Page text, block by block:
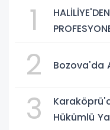
1
2 Bozova'da
3
Hükümlü